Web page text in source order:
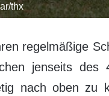
thx
regelmäßige
jenseits
nach oben zu